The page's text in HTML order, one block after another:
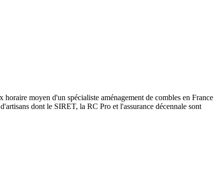
moyen d'un spécialiste aménagement de combles en France
dont le SIRET, la RC Pro et l'assurance décennale sont